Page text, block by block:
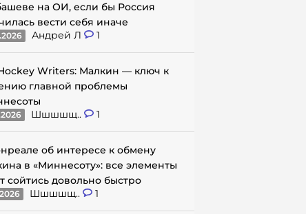
на ОИ, если бы Россия
вести себя иначе
Андрей Л 1
Writers: Малкин — ключ к
главной проблемы
Шшшшщ.. 1
об интересе к обмену
в «Миннесоту»: все элементы
сойтись довольно быстро
Шшшшщ.. 1